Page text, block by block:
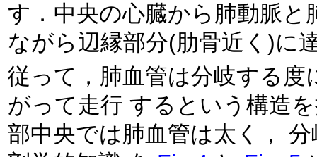
す．中央の心臓から肺動脈と肺静脈が出 現し
ながら辺縁部分(肋骨近く)に
従って，肺血管は分岐する
がって走行 するという構造を持っています．本研究では，この胸
部中央では肺血管は太く， 分岐を繰り返す毎に細くなるという解